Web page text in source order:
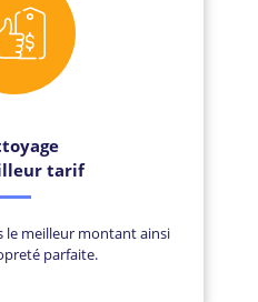
tarif
le meilleur montant ainsi
parfaite.